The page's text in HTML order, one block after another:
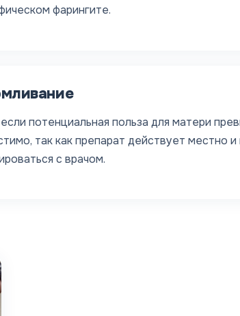
фарингите.
потенциальная польза для матери
так как препарат действует местно
с врачом.